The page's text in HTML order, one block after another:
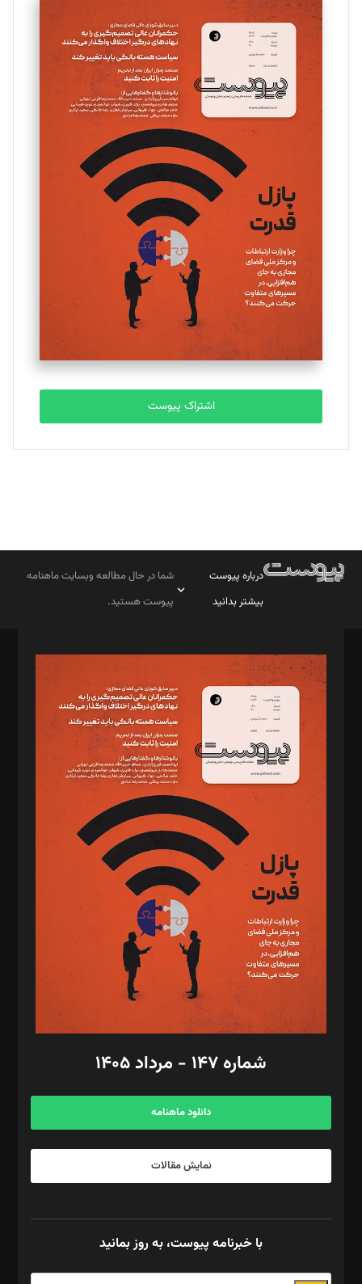
اشتراک پیوست
درباره پیوست
بیشتر بدانید
شما در حال مطالعه وبسایت ماهنامه
پیوست هستید.
مدیر مسئول: محمدباقر اثنی‌عشری
سردبیر: مهرک محمودی
دبیر تحریریه: میثم قاسمی
د‌بیر ناداستان: سمانه سمیع
د‌بیر خدمت و تجارت: ابوالفضل رجبی
د‌بیر حقوق فناوری: حسام‌الدین ایپکچی
د‌بیر پیوست جهان: مینا پاکدل
د‌بیر تحریریه آنلاین: بابک نقاش
تحریریه‌: مجتبی محمود‌ی، آرش برهمند، یسنا امان‌پور، سروش کرمیان،
مصطفی مسجدی آرانی، ابوالفضل رجبی، زهرا فکرانه، فائزه فتحی
رستمی،مصطفی باستان
ویرایش: نگار استاد‌‌آقا
طراح یونیفرم: مجید توکلی
فیلمبرداری و عکاسی: امیر شفیعی، مانی لطفی زاده
گرافیک و صفحه‌آرایی: سید‌سبحان‌علی ثابت
مد‌یر توسعه تجاری: کامبیز برید‌
امور مالی: شاپور رهبری، محمد‌ کاظمی‌نیا
آگهی و مشترکین: ۰۹۱۹۹۹۹۰۴۵۴
شماره ۱۴۷ - مرداد ۱۴۰۵
دانلود ماهنامه
نمایش مقالات
با خبرنامه پیوست، به روز بمانید